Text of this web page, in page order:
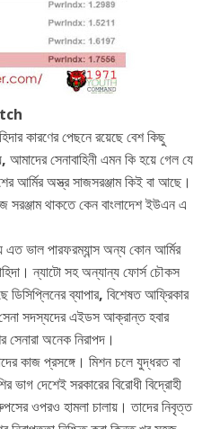
কারণের পেছনে রয়েছে বেশ কিছু
সেনাবাহিনী এমন কি হয়ে গেল যে
আর্মির অস্ত্র সাজসরঞ্জাম কিই বা আছে।
থাকতে কেন বাংলাদেশ ইউএন এ
ভাল পারফরম্যান্স অন্য কোন আর্মির
ন্যাটো সহ অন্যান্য ফোর্স চৌকস
ব্যাপার, বিশেষত আফ্রিকার
সদস্যদের এইডস আক্রান্ত হবার
অনেক নিরাপদ।
কাজ প্রসঙ্গে। মিশন চলে যুদ্ধরত বা
দেশেই সরকারের বিরোধী বিদ্রোহী
ওপরও হামলা চালায়। তাদের নিবৃত্ত